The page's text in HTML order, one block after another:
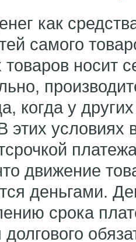
как
самого
носит
когда у
этих условиях
движение
деньгами.
срока